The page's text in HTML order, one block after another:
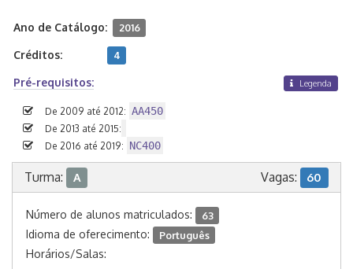
Ano de Catálogo: 2016
Créditos: 4
Pré-requisitos: Legenda
De 2009 até 2012: AA450
De 2013 até 2015:
De 2016 até 2019: NC400
Turma: A Vagas: 60
Número de alunos matriculados: 63
Idioma de oferecimento: Português
Horários/Salas: